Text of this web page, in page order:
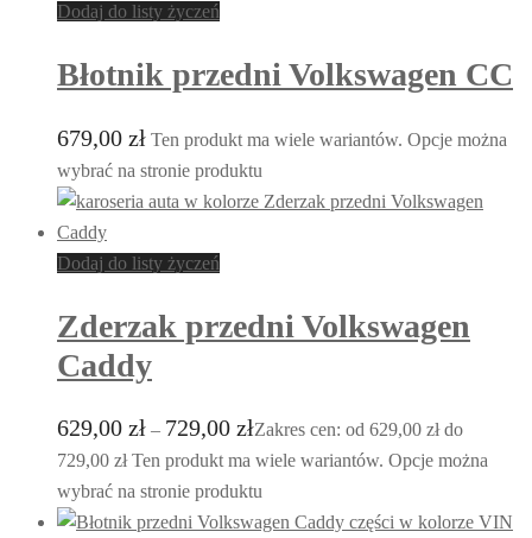
Dodaj do listy życzeń
Błotnik przedni Volkswagen CC
679,00 zł Ten produkt ma wiele wariantów. Opcje można
wybrać na stronie produktu
Dodaj do listy życzeń
Zderzak przedni Volkswagen
Caddy
629,00 zł – 729,00 złZakres cen: od 629,00 zł do
729,00 zł Ten produkt ma wiele wariantów. Opcje można
wybrać na stronie produktu